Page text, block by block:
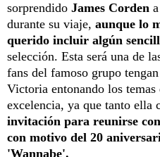
sorprendido James Corden
durante su viaje, aunque lo
querido incluir algún
selección. Esta será una de
fans del famoso grupo
Victoria entonando los
excelencia, ya que tanto ella
invitación para reunirse
con motivo del 20
'Wannabe'.